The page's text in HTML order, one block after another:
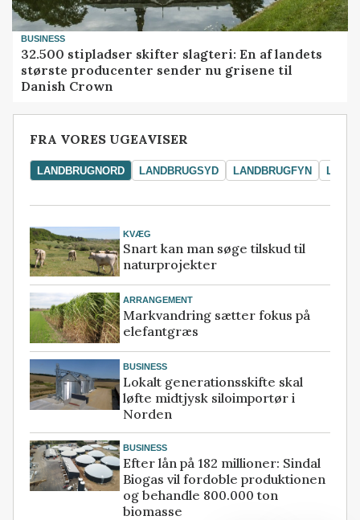
BUSINESS
32.500 stipladser skifter slagteri: En af landets
største producenter sender nu grisene til
Danish Crown
FRA VORES UGEAVISER
LANDBRUGNORD LANDBRUGSYD LANDBRUGFYN
KVÆG
Snart kan man søge tilskud til
naturprojekter
ARRANGEMENT
Markvandring sætter fokus på
elefantgræs
BUSINESS
Lokalt generationsskifte skal
løfte midtjysk siloimportør i
Norden
BUSINESS
Efter lån på 182 millioner: Sindal
Biogas vil fordoble produktionen
og behandle 800.000 ton
biomasse